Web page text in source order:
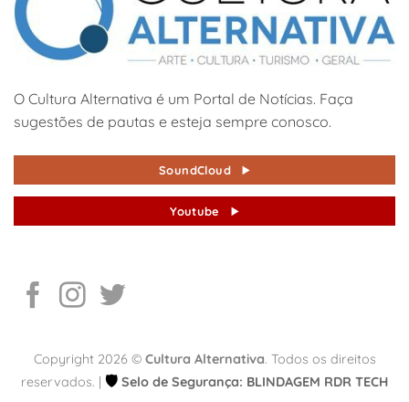
O Cultura Alternativa é um Portal de Notícias. Faça
sugestões de pautas e esteja sempre conosco.
SoundCloud
Youtube
Copyright 2026 © Cultura Alternativa. Todos os direitos
reservados. | 🛡️ Selo de Segurança: BLINDAGEM RDR TECH